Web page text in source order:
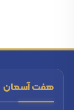
هفت آسمان